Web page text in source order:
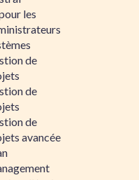
les
de
de
de
avancée